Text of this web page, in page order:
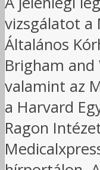
vizsgálatot a
Általános
Brigham and
valamint az
a Harvard
Ragon